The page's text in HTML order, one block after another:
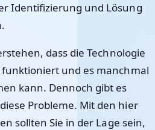
Identifizierung und Lösung
dass die Technologie
und es manchmal
kann. Dennoch gibt es
Probleme. Mit den hier
sollten Sie in der Lage sein,